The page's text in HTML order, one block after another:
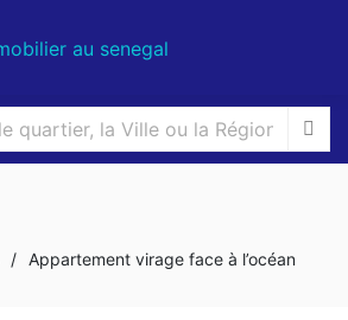
/ Appartement virage face à l’océan